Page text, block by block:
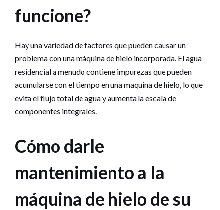
funcione?
Hay una variedad de factores que pueden causar un
problema con una máquina de hielo incorporada. El agua
residencial a menudo contiene impurezas que pueden
acumularse con el tiempo en una maquina de hielo, lo que
evita el flujo total de agua y aumenta la escala de
componentes integrales.
Cómo darle
mantenimiento a la
máquina de hielo de su